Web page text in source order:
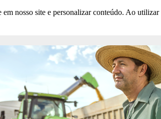
nosso site e personalizar conteúdo. Ao